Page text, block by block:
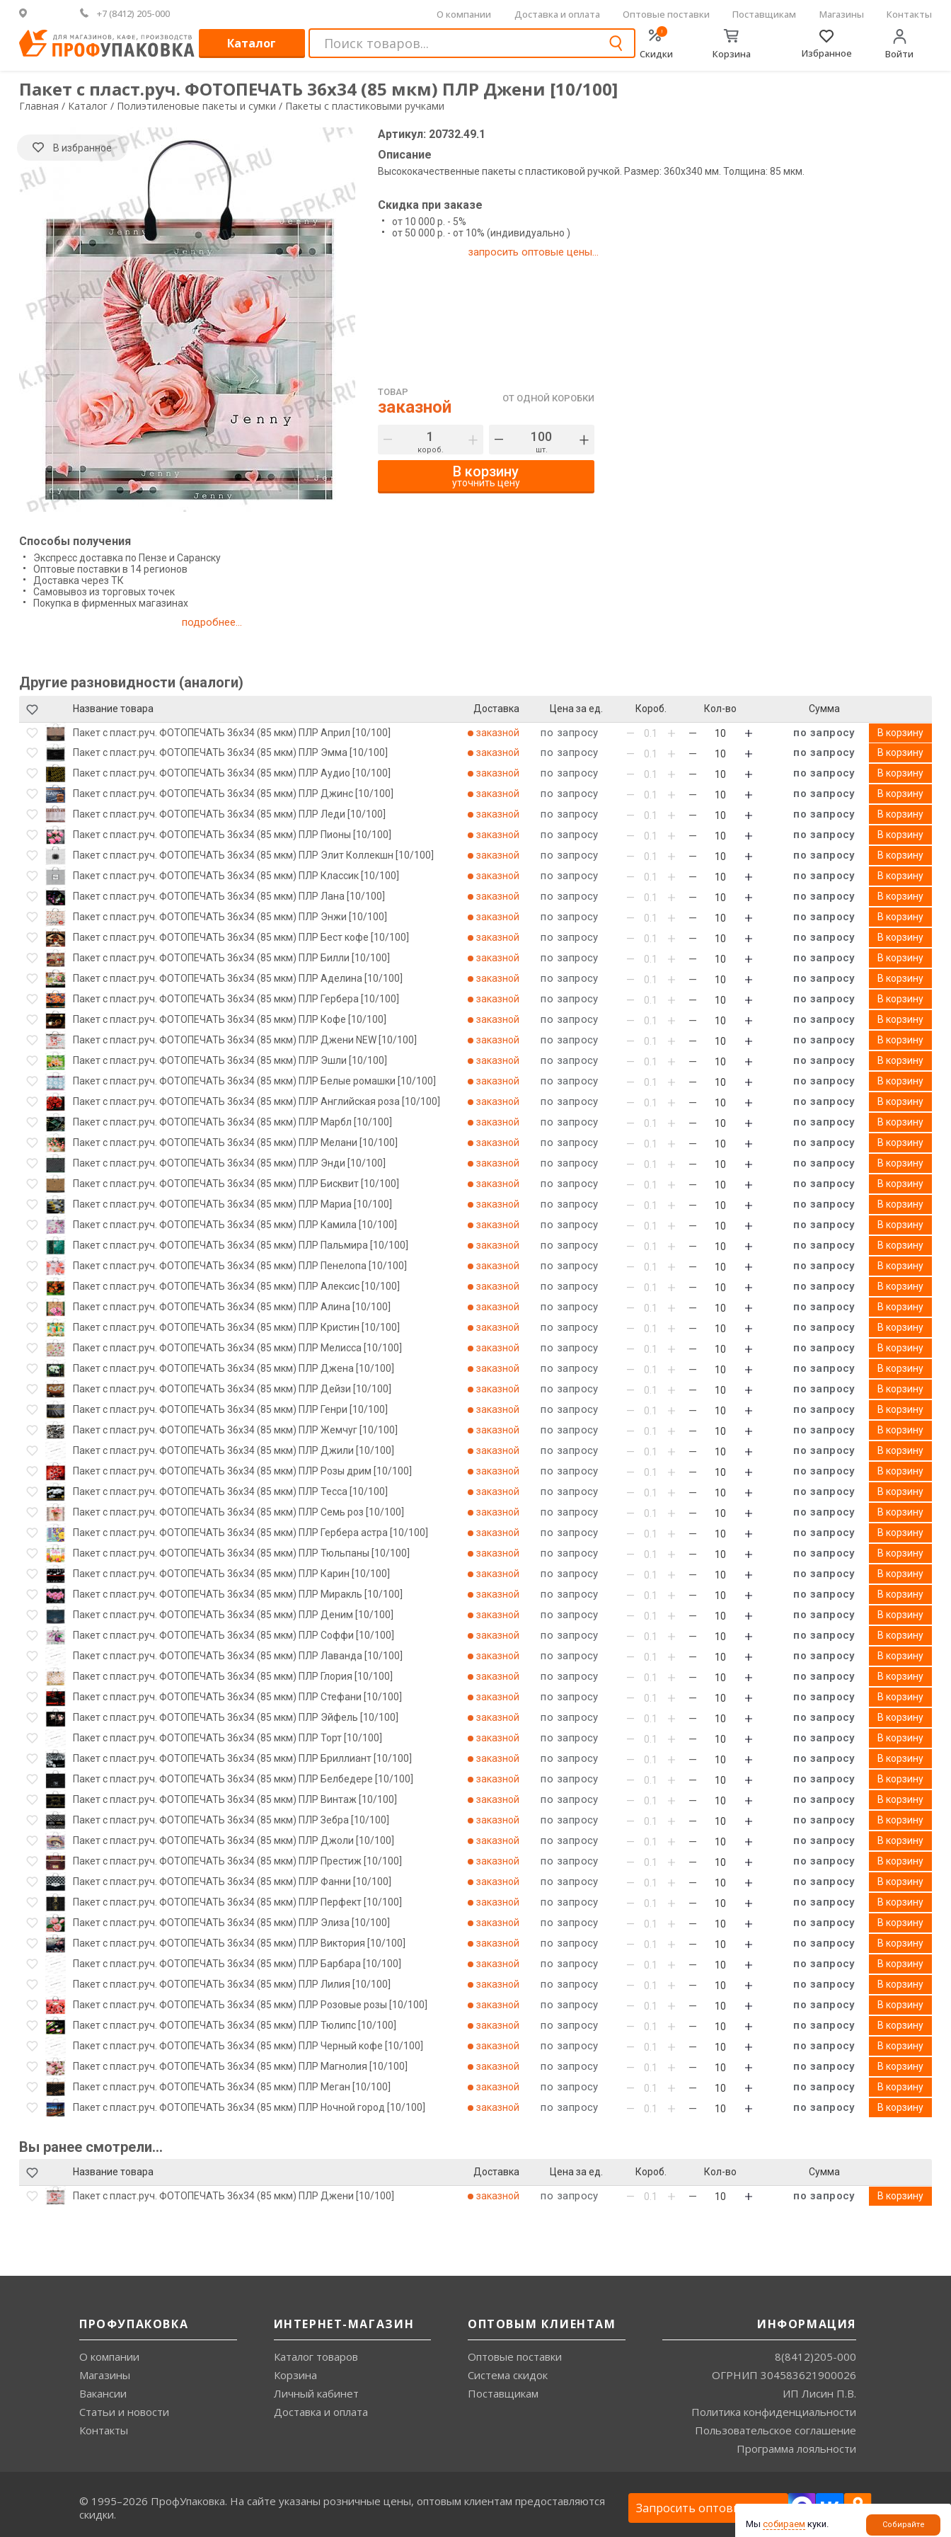
+7 (8412) 205-000 О компании Доставка и оплата Оптовые поставки Поставщикам Магазины Контакты
Каталог
!
Скидки Корзина Избранное Войти
Пакет с пласт.руч. ФОТОПЕЧАТЬ 36х34 (85 мкм) ПЛР Джени [10/100]
Главная / Каталог / Полиэтиленовые пакеты и сумки / Пакеты с пластиковыми ручками
В избранное
Артикул: 20732.49.1
Описание
Высококачественные пакеты с пластиковой ручкой. Размер: 360х340 мм. Толщина: 85 мкм.
Скидка при заказе
от 10 000 р. - 5%
от 50 000 р. - от 10% (индивидуально )
запросить оптовые цены...
ТОВАР
заказной ОТ ОДНОЙ КОРОБКИ
– короб. + – шт. +
В корзину
уточнить цену
Способы получения
Экспресс доставка по Пензе и Саранску
Оптовые поставки в 14 регионов
Доставка через ТК
Самовывоз из торговых точек
Покупка в фирменных магазинах
подробнее...
Другие разновидности (аналоги)
Название товара Доставка Цена за ед. Короб. Кол-во Сумма
Пакет с пласт.руч. ФОТОПЕЧАТЬ 36х34 (85 мкм) ПЛР Април [10/100] заказной по запросу по запросу
В корзину
Пакет с пласт.руч. ФОТОПЕЧАТЬ 36х34 (85 мкм) ПЛР Эмма [10/100]
заказной по запросу по запросу
В корзину
Пакет с пласт.руч. ФОТОПЕЧАТЬ 36х34 (85 мкм) ПЛР Аудио [10/100]
заказной по запросу по запросу
В корзину
Пакет с пласт.руч. ФОТОПЕЧАТЬ 36х34 (85 мкм) ПЛР Джинс [10/100]
заказной по запросу по запросу
В корзину
Пакет с пласт.руч. ФОТОПЕЧАТЬ 36х34 (85 мкм) ПЛР Леди [10/100]
заказной по запросу по запросу
В корзину
Пакет с пласт.руч. ФОТОПЕЧАТЬ 36х34 (85 мкм) ПЛР Пионы [10/100]
заказной по запросу по запросу
В корзину
Пакет с пласт.руч. ФОТОПЕЧАТЬ 36х34 (85 мкм) ПЛР Элит Коллекшн [10/100]
заказной по запросу по запросу
В корзину
Пакет с пласт.руч. ФОТОПЕЧАТЬ 36х34 (85 мкм) ПЛР Классик [10/100]
заказной по запросу по запросу
В корзину
Пакет с пласт.руч. ФОТОПЕЧАТЬ 36х34 (85 мкм) ПЛР Лана [10/100]
заказной по запросу по запросу
В корзину
Пакет с пласт.руч. ФОТОПЕЧАТЬ 36х34 (85 мкм) ПЛР Энжи [10/100]
заказной по запросу по запросу
В корзину
Пакет с пласт.руч. ФОТОПЕЧАТЬ 36х34 (85 мкм) ПЛР Бест кофе [10/100]
заказной по запросу по запросу
В корзину
Пакет с пласт.руч. ФОТОПЕЧАТЬ 36х34 (85 мкм) ПЛР Билли [10/100]
заказной по запросу по запросу
В корзину
Пакет с пласт.руч. ФОТОПЕЧАТЬ 36х34 (85 мкм) ПЛР Аделина [10/100]
заказной по запросу по запросу
В корзину
Пакет с пласт.руч. ФОТОПЕЧАТЬ 36х34 (85 мкм) ПЛР Гербера [10/100]
заказной по запросу по запросу
В корзину
Пакет с пласт.руч. ФОТОПЕЧАТЬ 36х34 (85 мкм) ПЛР Кофе [10/100]
заказной по запросу по запросу
В корзину
Пакет с пласт.руч. ФОТОПЕЧАТЬ 36х34 (85 мкм) ПЛР Джени NEW [10/100]
заказной по запросу по запросу
В корзину
Пакет с пласт.руч. ФОТОПЕЧАТЬ 36х34 (85 мкм) ПЛР Эшли [10/100]
заказной по запросу по запросу
В корзину
Пакет с пласт.руч. ФОТОПЕЧАТЬ 36х34 (85 мкм) ПЛР Белые ромашки [10/100]
заказной по запросу по запросу
В корзину
Пакет с пласт.руч. ФОТОПЕЧАТЬ 36х34 (85 мкм) ПЛР Английская роза [10/100]
заказной по запросу по запросу
В корзину
Пакет с пласт.руч. ФОТОПЕЧАТЬ 36х34 (85 мкм) ПЛР Марбл [10/100]
заказной по запросу по запросу
В корзину
Пакет с пласт.руч. ФОТОПЕЧАТЬ 36х34 (85 мкм) ПЛР Мелани [10/100]
заказной по запросу по запросу
В корзину
Пакет с пласт.руч. ФОТОПЕЧАТЬ 36х34 (85 мкм) ПЛР Энди [10/100]
заказной по запросу по запросу
В корзину
Пакет с пласт.руч. ФОТОПЕЧАТЬ 36х34 (85 мкм) ПЛР Бисквит [10/100]
заказной по запросу по запросу
В корзину
Пакет с пласт.руч. ФОТОПЕЧАТЬ 36х34 (85 мкм) ПЛР Мариа [10/100]
заказной по запросу по запросу
В корзину
Пакет с пласт.руч. ФОТОПЕЧАТЬ 36х34 (85 мкм) ПЛР Камила [10/100]
заказной по запросу по запросу
В корзину
Пакет с пласт.руч. ФОТОПЕЧАТЬ 36х34 (85 мкм) ПЛР Пальмира [10/100]
заказной по запросу по запросу
В корзину
Пакет с пласт.руч. ФОТОПЕЧАТЬ 36х34 (85 мкм) ПЛР Пенелопа [10/100]
заказной по запросу по запросу
В корзину
Пакет с пласт.руч. ФОТОПЕЧАТЬ 36х34 (85 мкм) ПЛР Алексис [10/100]
заказной по запросу по запросу
В корзину
Пакет с пласт.руч. ФОТОПЕЧАТЬ 36х34 (85 мкм) ПЛР Алина [10/100]
заказной по запросу по запросу
В корзину
Пакет с пласт.руч. ФОТОПЕЧАТЬ 36х34 (85 мкм) ПЛР Кристин [10/100]
заказной по запросу по запросу
В корзину
Пакет с пласт.руч. ФОТОПЕЧАТЬ 36х34 (85 мкм) ПЛР Мелисса [10/100]
заказной по запросу по запросу
В корзину
Пакет с пласт.руч. ФОТОПЕЧАТЬ 36х34 (85 мкм) ПЛР Джена [10/100]
заказной по запросу по запросу
В корзину
Пакет с пласт.руч. ФОТОПЕЧАТЬ 36х34 (85 мкм) ПЛР Дейзи [10/100]
заказной по запросу по запросу
В корзину
Пакет с пласт.руч. ФОТОПЕЧАТЬ 36х34 (85 мкм) ПЛР Генри [10/100]
заказной по запросу по запросу
В корзину
Пакет с пласт.руч. ФОТОПЕЧАТЬ 36х34 (85 мкм) ПЛР Жемчуг [10/100]
заказной по запросу по запросу
В корзину
Пакет с пласт.руч. ФОТОПЕЧАТЬ 36х34 (85 мкм) ПЛР Джили [10/100]
заказной по запросу по запросу
В корзину
Пакет с пласт.руч. ФОТОПЕЧАТЬ 36х34 (85 мкм) ПЛР Розы дрим [10/100]
заказной по запросу по запросу
В корзину
Пакет с пласт.руч. ФОТОПЕЧАТЬ 36х34 (85 мкм) ПЛР Тесса [10/100]
заказной по запросу по запросу
В корзину
Пакет с пласт.руч. ФОТОПЕЧАТЬ 36х34 (85 мкм) ПЛР Семь роз [10/100]
заказной по запросу по запросу
В корзину
Пакет с пласт.руч. ФОТОПЕЧАТЬ 36х34 (85 мкм) ПЛР Гербера астра [10/100]
заказной по запросу по запросу
В корзину
Пакет с пласт.руч. ФОТОПЕЧАТЬ 36х34 (85 мкм) ПЛР Тюльпаны [10/100]
заказной по запросу по запросу
В корзину
Пакет с пласт.руч. ФОТОПЕЧАТЬ 36х34 (85 мкм) ПЛР Карин [10/100]
заказной по запросу по запросу
В корзину
Пакет с пласт.руч. ФОТОПЕЧАТЬ 36х34 (85 мкм) ПЛР Миракль [10/100]
заказной по запросу по запросу
В корзину
Пакет с пласт.руч. ФОТОПЕЧАТЬ 36х34 (85 мкм) ПЛР Деним [10/100]
заказной по запросу по запросу
В корзину
Пакет с пласт.руч. ФОТОПЕЧАТЬ 36х34 (85 мкм) ПЛР Соффи [10/100]
заказной по запросу по запросу
В корзину
Пакет с пласт.руч. ФОТОПЕЧАТЬ 36х34 (85 мкм) ПЛР Лаванда [10/100]
заказной по запросу по запросу
В корзину
Пакет с пласт.руч. ФОТОПЕЧАТЬ 36х34 (85 мкм) ПЛР Глория [10/100]
заказной по запросу по запросу
В корзину
Пакет с пласт.руч. ФОТОПЕЧАТЬ 36х34 (85 мкм) ПЛР Стефани [10/100]
заказной по запросу по запросу
В корзину
Пакет с пласт.руч. ФОТОПЕЧАТЬ 36х34 (85 мкм) ПЛР Эйфель [10/100]
заказной по запросу по запросу
В корзину
Пакет с пласт.руч. ФОТОПЕЧАТЬ 36х34 (85 мкм) ПЛР Торт [10/100]
заказной по запросу по запросу
В корзину
Пакет с пласт.руч. ФОТОПЕЧАТЬ 36х34 (85 мкм) ПЛР Бриллиант [10/100]
заказной по запросу по запросу
В корзину
Пакет с пласт.руч. ФОТОПЕЧАТЬ 36х34 (85 мкм) ПЛР Белбедере [10/100]
заказной по запросу по запросу
В корзину
Пакет с пласт.руч. ФОТОПЕЧАТЬ 36х34 (85 мкм) ПЛР Винтаж [10/100]
заказной по запросу по запросу
В корзину
Пакет с пласт.руч. ФОТОПЕЧАТЬ 36х34 (85 мкм) ПЛР Зебра [10/100]
заказной по запросу по запросу
В корзину
Пакет с пласт.руч. ФОТОПЕЧАТЬ 36х34 (85 мкм) ПЛР Джоли [10/100]
заказной по запросу по запросу
В корзину
Пакет с пласт.руч. ФОТОПЕЧАТЬ 36х34 (85 мкм) ПЛР Престиж [10/100]
заказной по запросу по запросу
В корзину
Пакет с пласт.руч. ФОТОПЕЧАТЬ 36х34 (85 мкм) ПЛР Фанни [10/100]
заказной по запросу по запросу
В корзину
Пакет с пласт.руч. ФОТОПЕЧАТЬ 36х34 (85 мкм) ПЛР Перфект [10/100]
заказной по запросу по запросу
В корзину
Пакет с пласт.руч. ФОТОПЕЧАТЬ 36х34 (85 мкм) ПЛР Элиза [10/100]
заказной по запросу по запросу
В корзину
Пакет с пласт.руч. ФОТОПЕЧАТЬ 36х34 (85 мкм) ПЛР Виктория [10/100]
заказной по запросу по запросу
В корзину
Пакет с пласт.руч. ФОТОПЕЧАТЬ 36х34 (85 мкм) ПЛР Барбара [10/100]
заказной по запросу по запросу
В корзину
Пакет с пласт.руч. ФОТОПЕЧАТЬ 36х34 (85 мкм) ПЛР Лилия [10/100]
заказной по запросу по запросу
В корзину
Пакет с пласт.руч. ФОТОПЕЧАТЬ 36х34 (85 мкм) ПЛР Розовые розы [10/100]
заказной по запросу по запросу
В корзину
Пакет с пласт.руч. ФОТОПЕЧАТЬ 36х34 (85 мкм) ПЛР Тюлипс [10/100]
заказной по запросу по запросу
В корзину
Пакет с пласт.руч. ФОТОПЕЧАТЬ 36х34 (85 мкм) ПЛР Черный кофе [10/100]
заказной по запросу по запросу
В корзину
Пакет с пласт.руч. ФОТОПЕЧАТЬ 36х34 (85 мкм) ПЛР Магнолия [10/100]
заказной по запросу по запросу
В корзину
Пакет с пласт.руч. ФОТОПЕЧАТЬ 36х34 (85 мкм) ПЛР Меган [10/100]
заказной по запросу по запросу
В корзину
Пакет с пласт.руч. ФОТОПЕЧАТЬ 36х34 (85 мкм) ПЛР Ночной город [10/100]
заказной по запросу по запросу В корзину
Вы ранее смотрели...
Название товара Доставка Цена за ед. Короб. Кол-во Сумма
Пакет с пласт.руч. ФОТОПЕЧАТЬ 36х34 (85 мкм) ПЛР Джени [10/100] заказной по запросу по запросу В корзину
ПРОФУПАКОВКА
О компании
Магазины
Вакансии
Статьи и новости
Контакты
ИНТЕРНЕТ-МАГАЗИН
Каталог товаров
Корзина
Личный кабинет
Доставка и оплата
ОПТОВЫМ КЛИЕНТАМ
Оптовые поставки
Система скидок
Поставщикам
ИНФОРМАЦИЯ
8(8412)205-000
ОГРНИП 304583621900026
ИП Лисин П.В.
Политика конфиденциальности
Пользовательское соглашение
Программа лояльности
© 1995–2026 ПрофУпаковка. На сайте указаны розничные цены, оптовым клиентам предоставляются
скидки.
Запросить оптовые цены
Мы собираем куки. Собирайте